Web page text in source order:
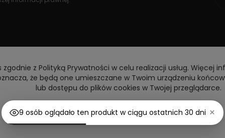
z Polityką Prywatności w celu realizacji usług. Więcej
że będą one umieszczane w Twoim urządzeniu
lub dostępu do plików cookies w Twojej przeglądarce.
Akceptuję Dostosuj ustawienia
Copyright © 2026 DoctorVape. All rights reserved
9 osób oglądało ten produkt w ciągu ostatnich 30 dni ×